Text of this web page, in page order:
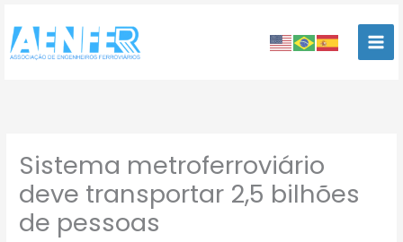
para
conteúdo
Sistema metroferroviário
deve transportar 2,5 bilhões
de pessoas